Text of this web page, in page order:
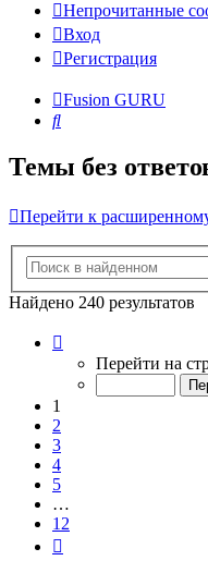
Непрочитанные
Вход
Регистрация
Fusion GURU
Поиск
Темы без
Перейти к
Найдено 240 результатов
Перейти на
1
2
3
4
5
…
12